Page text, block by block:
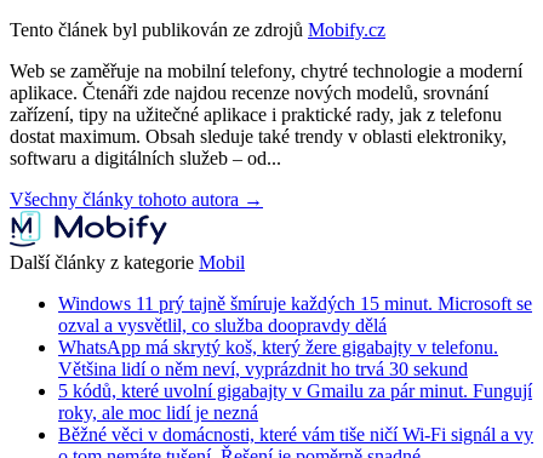
Tento článek byl publikován ze zdrojů Mobify.cz
Web se zaměřuje na mobilní telefony, chytré technologie a moderní
aplikace. Čtenáři zde najdou recenze nových modelů, srovnání
zařízení, tipy na užitečné aplikace i praktické rady, jak z telefonu
dostat maximum. Obsah sleduje také trendy v oblasti elektroniky,
softwaru a digitálních služeb – od...
Všechny články tohoto autora →
Další články z kategorie Mobil
Windows 11 prý tajně šmíruje každých 15 minut. Microsoft se
ozval a vysvětlil, co služba doopravdy dělá
WhatsApp má skrytý koš, který žere gigabajty v telefonu.
Většina lidí o něm neví, vyprázdnit ho trvá 30 sekund
5 kódů, které uvolní gigabajty v Gmailu za pár minut. Fungují
roky, ale moc lidí je nezná
Běžné věci v domácnosti, které vám tiše ničí Wi-Fi signál a vy